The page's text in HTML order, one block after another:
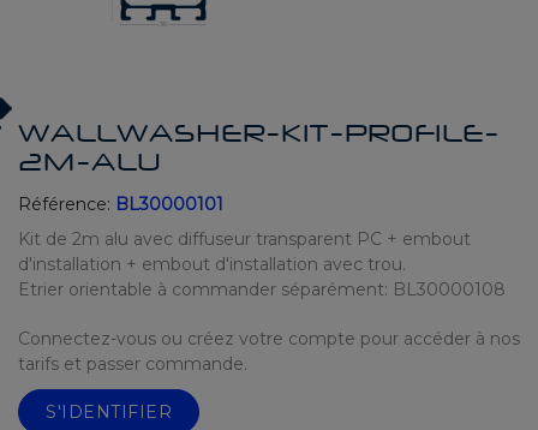
WALLWASHER-KIT-PROFILE-
2M-ALU
Référence: BL30000101
Kit de 2m alu avec diffuseur transparent PC + embout
d'installation + embout d'installation avec trou.
Etrier orientable à commander séparément: BL30000108
Connectez-vous ou créez votre compte pour accéder à nos
tarifs et passer commande.
S'IDENTIFIER